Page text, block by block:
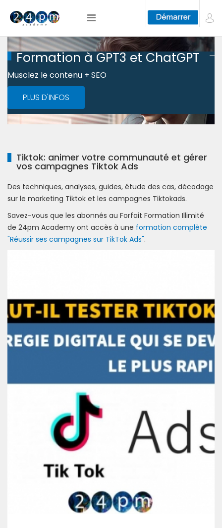
Formation à GPT3 et ChatGPT
Musclez le contenu + SEO
PLUS D'INFOS
Tiktok: animer votre communauté et gérer
vos campagnes Tiktok Ads
Des techniques, analyses, guides, étude des cas, décodage
sur le marketing Tiktok et les campagnes Tiktokads.
Savez-vous que les abonnés au Forfait Formation Illimité
de 24pm Academy ont accès à une formation complète
"Réussir ses campagnes sur TikTok Ads".